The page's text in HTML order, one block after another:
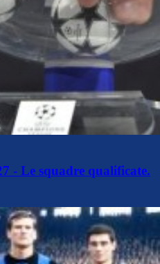
- Le squadre qualificate.